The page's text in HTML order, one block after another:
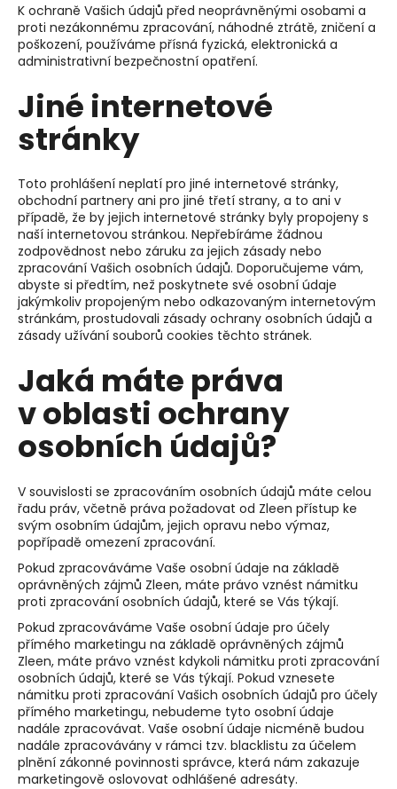
K ochraně Vašich údajů před neoprávněnými osobami a
proti nezákonnému zpracování, náhodné ztrátě, zničení a
poškození, používáme přísná fyzická, elektronická a
administrativní bezpečnostní opatření.
Jiné internetové
stránky
Toto prohlášení neplatí pro jiné internetové stránky,
obchodní partnery ani pro jiné třetí strany, a to ani v
případě, že by jejich internetové stránky byly propojeny s
naší internetovou stránkou. Nepřebíráme žádnou
zodpovědnost nebo záruku za jejich zásady nebo
zpracování Vašich osobních údajů. Doporučujeme vám,
abyste si předtím, než poskytnete své osobní údaje
jakýmkoliv propojeným nebo odkazovaným internetovým
stránkám, prostudovali zásady ochrany osobních údajů a
zásady užívání souborů cookies těchto stránek.
Jaká máte práva
v oblasti ochrany
osobních údajů?
V souvislosti se zpracováním osobních údajů máte celou
řadu práv, včetně práva požadovat od Zleen přístup ke
svým osobním údajům, jejich opravu nebo výmaz,
popřípadě omezení zpracování.
Pokud zpracováváme Vaše osobní údaje na základě
oprávněných zájmů Zleen, máte právo vznést námitku
proti zpracování osobních údajů, které se Vás týkají.
Pokud zpracováváme Vaše osobní údaje pro účely
přímého marketingu na základě oprávněných zájmů
Zleen, máte právo vznést kdykoli námitku proti zpracování
osobních údajů, které se Vás týkají. Pokud vznesete
námitku proti zpracování Vašich osobních údajů pro účely
přímého marketingu, nebudeme tyto osobní údaje
nadále zpracovávat. Vaše osobní údaje nicméně budou
nadále zpracovávány v rámci tzv. blacklistu za účelem
plnění zákonné povinnosti správce, která nám zakazuje
marketingově oslovovat odhlášené adresáty.